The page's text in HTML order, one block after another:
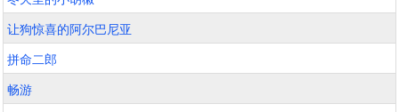
让狗惊喜的阿尔巴尼亚
拼命二郎
畅游